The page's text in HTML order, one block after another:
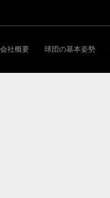
会社概要 球団の基本姿勢